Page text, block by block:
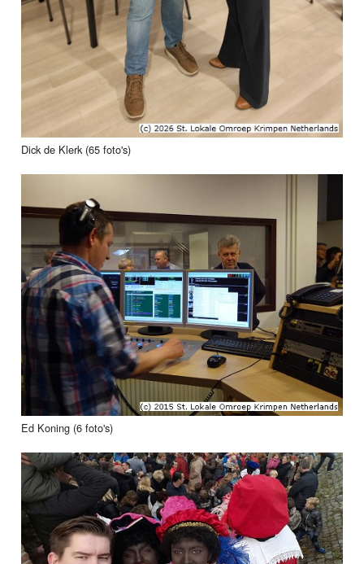
Dick de Klerk (65 foto's)
Ed Koning (6 foto's)